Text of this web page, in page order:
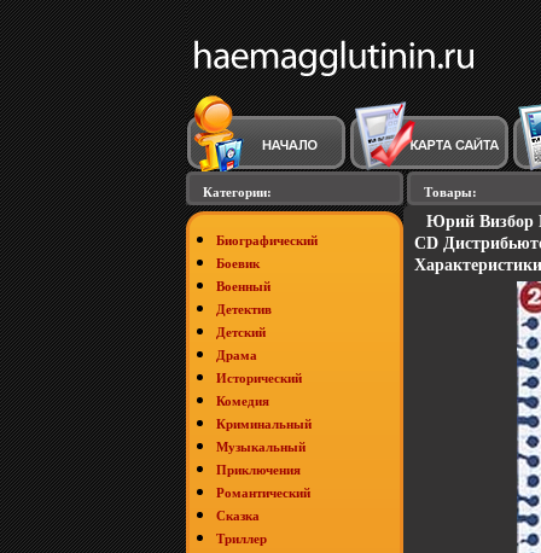
Категории:
Биографический
Боевик
Военный
Детектив
Детский
Драма
Исторический
Комедия
Криминальный
Музыкальный
Приключения
Романтический
Сказка
Триллер
Товары:
Юрий Визбор
CD